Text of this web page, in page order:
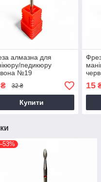
алмазна для
педикюру
№19
32 ₴
Купити
15